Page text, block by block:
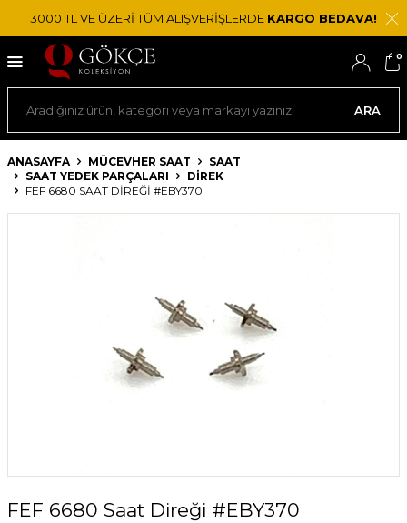
3000 TL VE ÜZERİ TÜM ALIŞVERİŞLERDE KARGO BEDAVA!
ARA
0
ANASAYFA MÜCEVHER SAAT
SAAT
SAAT YEDEK PARÇALARI
DIREK
FEF 6680 SAAT DIREĞI #EBY370
FEF 6680 Saat Direği #EBY370